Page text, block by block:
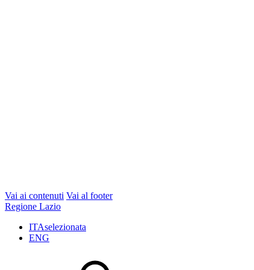
Vai ai contenuti Vai al footer
Regione Lazio
ITAselezionata
ENG